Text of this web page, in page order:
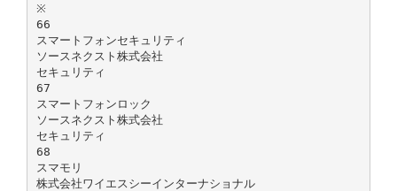
※
66
スマートフォンセキュリティ
ソースネクスト株式会社
セキュリティ
67
スマートフォンロック
ソースネクスト株式会社
セキュリティ
68
スマモリ
株式会社ワイエスシーインターナショナル